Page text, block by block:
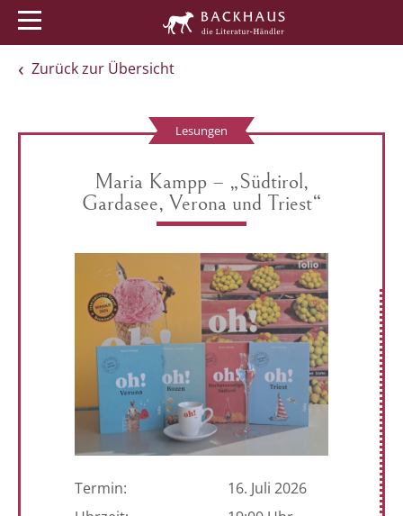
Zurück zur Übersicht
Lesungen
Maria Kampp – „Südtirol,
Gardasee, Verona und Triest“
Termin:
16. Juli 2026